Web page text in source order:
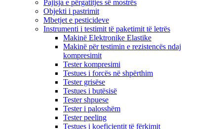
Pajisja e përgatitjes së mostrës
Objekti i pastrimit
Mbetjet e pesticideve
Instrumenti i testimit të paketimit të letrës
Makinë Elektronike Elastike
Makinë për testimin e rezistencës ndaj
kompresimit
Tester kompresimi
Testues i forcës në shpërthim
Tester grisëse
Testues i butësisë
Tester shpuese
Tester i palosshëm
Tester peeling
Testues i koeficientit të fërkimit